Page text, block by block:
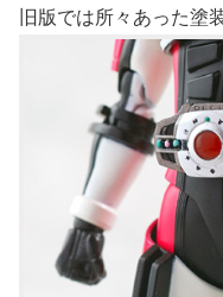
旧版では所々あった塗